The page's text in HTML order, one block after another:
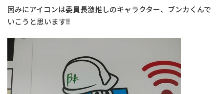
因みにアイコンは委員長激推しのキャラクター、ブンカくんで
いこうと思います!!